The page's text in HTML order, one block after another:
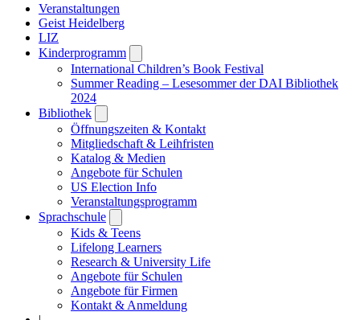
Veranstaltungen
Geist Heidelberg
LIZ
Kinderprogramm
submenu
International Children’s Book Festival
Summer Reading – Lesesommer der DAI Bibliothek
2024
Bibliothek
submenu
Öffnungszeiten & Kontakt
Mitgliedschaft & Leihfristen
Katalog & Medien
Angebote für Schulen
US Election Info
Veranstaltungsprogramm
Sprachschule
submenu
Kids & Teens
Lifelong Learners
Research & University Life
Angebote für Schulen
Angebote für Firmen
Kontakt & Anmeldung